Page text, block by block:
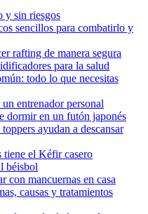
y sin riesgos
sencillos para combatirlo y
rafting de manera segura
para la salud
todo lo que necesitas
entrenador personal
dormir en un futón japonés
ayudan a descansar
tiene el Kéfir casero
béisbol
con mancuernas en casa
causas y tratamientos